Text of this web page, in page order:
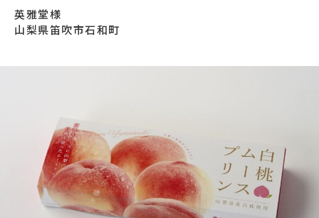
英雅堂様
山梨県笛吹市石和町